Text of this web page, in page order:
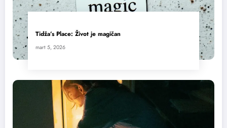
Tidža’s Place: Život je magičan
mart 5, 2026